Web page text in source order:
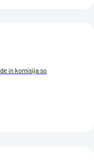
in komisija so